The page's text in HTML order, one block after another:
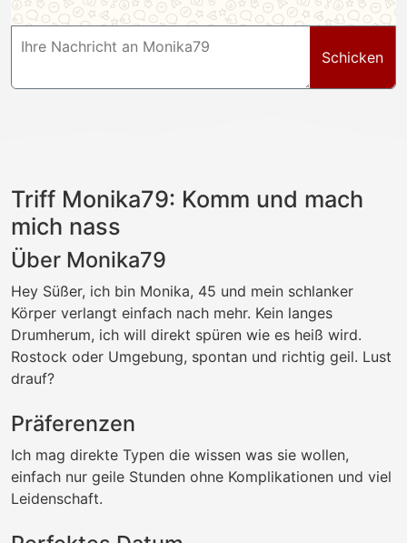
Schicken
Triff Monika79: Komm und mach
mich nass
Über Monika79
Hey Süßer, ich bin Monika, 45 und mein schlanker
Körper verlangt einfach nach mehr. Kein langes
Drumherum, ich will direkt spüren wie es heiß wird.
Rostock oder Umgebung, spontan und richtig geil. Lust
drauf?
Präferenzen
Ich mag direkte Typen die wissen was sie wollen,
einfach nur geile Stunden ohne Komplikationen und viel
Leidenschaft.